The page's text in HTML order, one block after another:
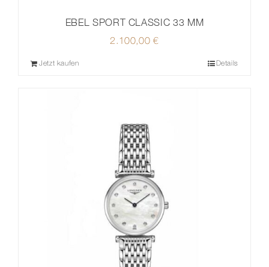
EBEL SPORT CLASSIC 33 MM
2.100,00€
Jetzt kaufen Details